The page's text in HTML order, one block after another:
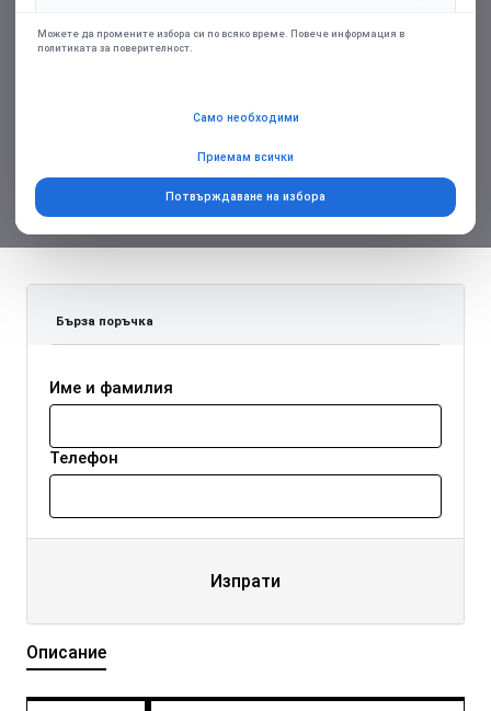
Персонализирани оферти и ремаркетинг чрез партньорски платформи
Можете да промените избора си по всяко време. Повече информация в
политиката за поверителност.
Само необходими
Приемам всички
Потвърждаване на избора
13.24€ (25.89лв.)
Добави в желани Добави за сравняване
Бърза поръчка
Име и фамилия
Телефон
Изпрати
Описание